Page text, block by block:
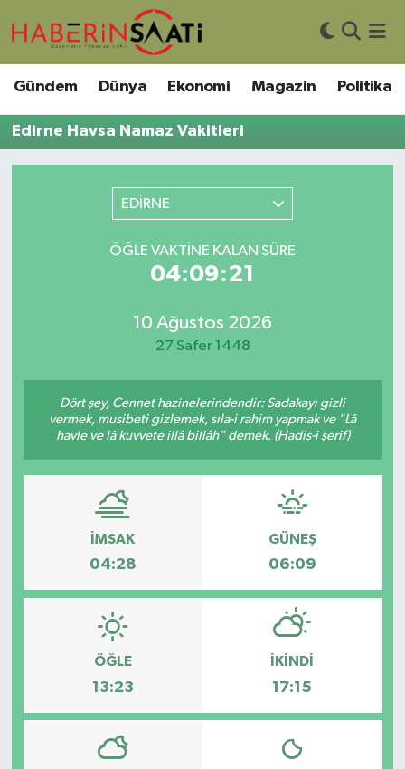
Gündem Dünya Ekonomi Magazin Politika
Edirne Havsa Namaz Vakitleri
EDİRNE
ÖĞLE VAKTINE KALAN SÜRE
04:09:21
10 Ağustos 2026
27 Safer 1448
Dört şey, Cennet hazinelerindendir: Sadakayı gizli
vermek, musibeti gizlemek, sıla-i rahim yapmak ve "Lâ
havle ve lâ kuvvete illâ billâh" demek. (Hadis-i şerif)
İMSAK
04:28
GÜNEŞ
06:09
ÖĞLE
13:23
İKINDI
17:15
Asayiş
Bilim ve Teknoloji
DIŞ HABER
Gündem
Kültür-Sanat
Podcast
Politika
Sağlık
Siyaset
Nöbetçi Eczaneler
Hava Durumu
Süper Lig Puan Durumu ve Fikstür
Tüm Manşetler